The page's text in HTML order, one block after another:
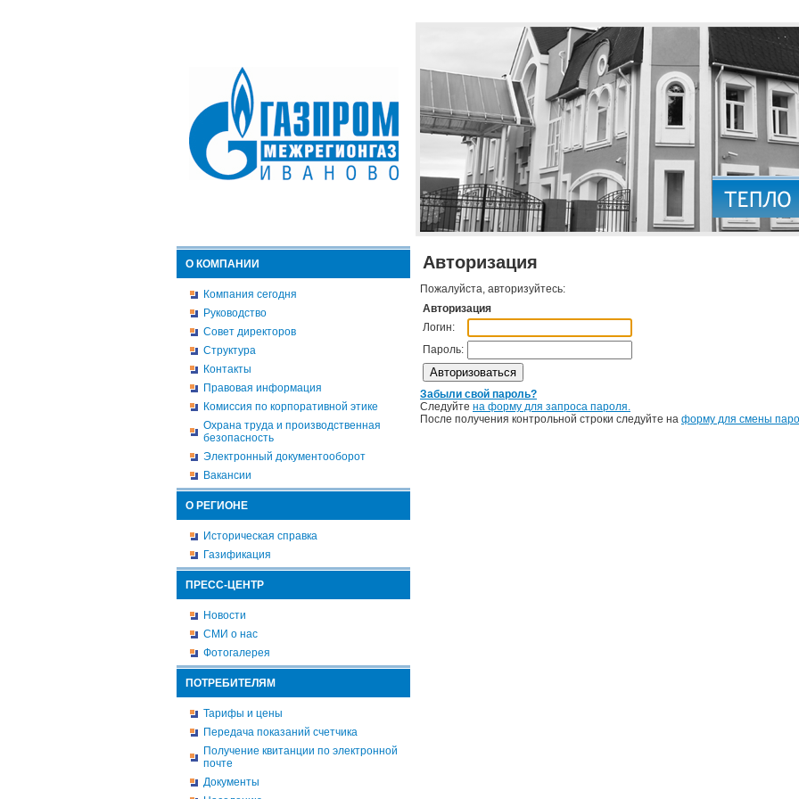
О КОМПАНИИ
Компания сегодня
Руководство
Совет директоров
Структура
Контакты
Правовая информация
Комиссия по корпоративной этике
Охрана труда и производственная
безопасность
Электронный документооборот
Вакансии
О РЕГИОНЕ
Историческая справка
Газификация
ПРЕСС-ЦЕНТР
Новости
СМИ о нас
Фотогалерея
ПОТРЕБИТЕЛЯМ
Тарифы и цены
Передача показаний счетчика
Получение квитанции по электронной
почте
Документы
Авторизация
Пожалуйста, авторизуйтесь:
Авторизация
Логин:
Пароль:
Забыли свой пароль?
Следуйте на форму для запроса пароля.
После получения контрольной строки следуйте на форму для смены